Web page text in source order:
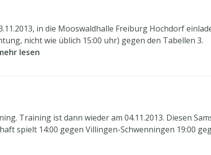
in die Mooswaldhalle Freiburg Hochdorf
nicht wie üblich 15:00 uhr) gegen den Tabellen 3.
lesen
Training ist dann wieder am 04.11.2013. Diesen
spielt 14:00 gegen Villingen-Schwenningen 19:00